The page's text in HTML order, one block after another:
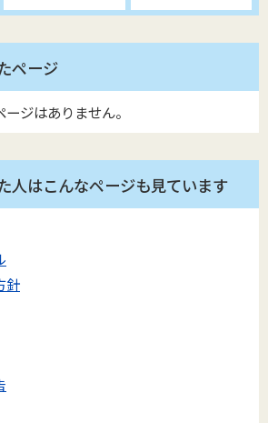
ページ
ジはありません。
人はこんなページも見ています
針